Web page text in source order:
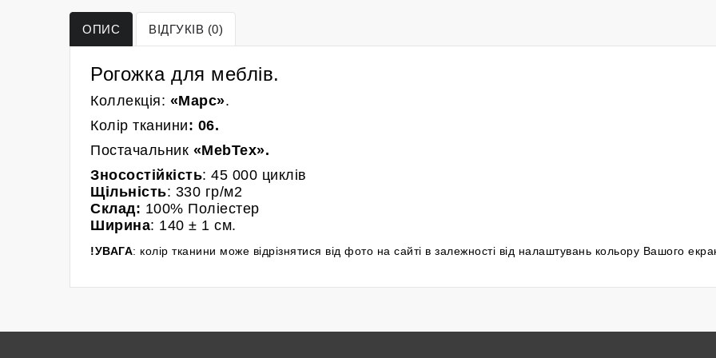
ОПИС ВІДГУКІВ (0)
Рогожка для меблів.
Коллекція: «Марс».
Колір тканини: 06.
Постачальник «MebTex».
Зносостійкість: 45 000 циклів
Щільність: 330 гр/м2
Склад: 100% Поліестер
Ширина: 140 ± 1 см.
!УВАГА: колір тканини може відрізнятися від фото на сайті в залежності від налаштувань кольору Вашого